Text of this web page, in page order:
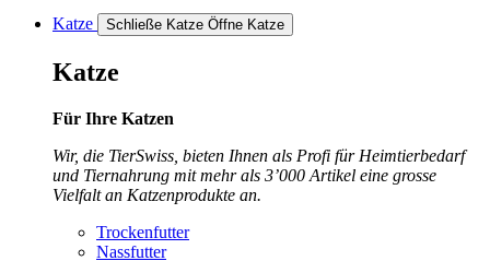
Katze Schließe Katze Öffne Katze
Katze
Für Ihre Katzen
Wir, die TierSwiss, bieten Ihnen als Profi für Heimtierbedarf
und Tiernahrung mit mehr als 3’000 Artikel eine grosse
Vielfalt an Katzenprodukte an.
Trockenfutter
Nassfutter